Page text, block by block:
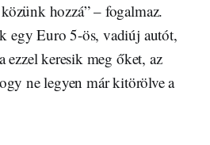
hozzá” – fogalmaz.
egy Euro 5-ös, vadiúj autót,
ezzel keresik meg őket, az
ne legyen már kitörölve a